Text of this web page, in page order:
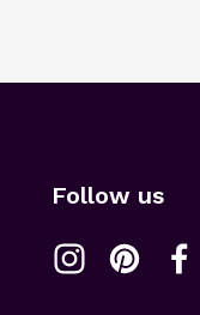
Follow us